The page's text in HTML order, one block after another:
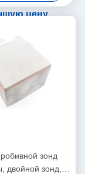
цену
зонд
двойной зонд,